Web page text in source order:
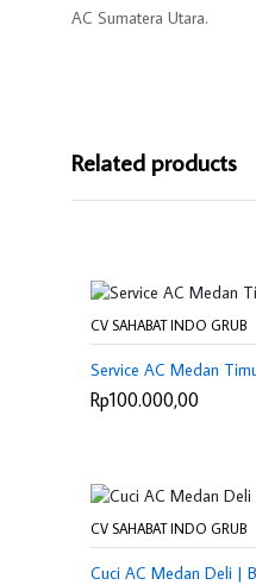
AC Sumatera Utara.
Related products
CV SAHABAT INDO GRUB
Service AC Medan
Rp100.000,00
CV SAHABAT INDO GRUB
Cuci AC Medan Deli |